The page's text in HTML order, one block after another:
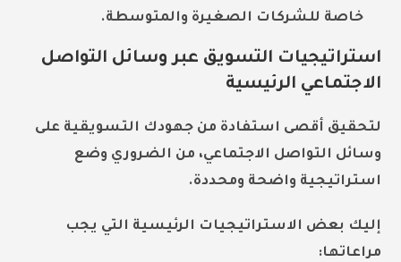
خاصة للشركات الصغيرة والمتوسطة.
استراتيجيات التسويق عبر وسائل التواصل
الاجتماعي الرئيسية
لتحقيق أقصى استفادة من جهودك التسويقية على
وسائل التواصل الاجتماعي، من الضروري وضع
استراتيجية واضحة ومحددة.
إليك بعض الاستراتيجيات الرئيسية التي يجب
مراعاتها: